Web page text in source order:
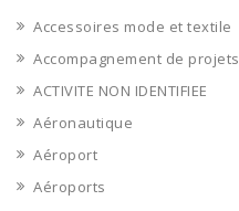
Accessoires mode et textile
Accompagnement de projets
ACTIVITE NON IDENTIFIEE
Aéronautique
Aéroport
Aéroports